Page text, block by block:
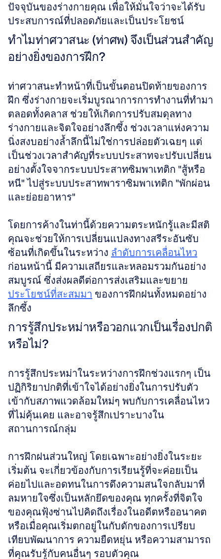
ปัจจุบันของร่างกายคุณ เพื่อให้มั่นใจว่าจะได้รับ
ประสบการณ์ที่ปลอดภัยและเป็นประโยชน์
ทำไมท่าศวาสนะ (ท่าศพ) จึงเป็นส่วนสำคัญ
อย่างยิ่งของการฝึก?
ท่าศวาสนะทำหน้าที่เป็นขั้นตอนปิดท้ายของการ
ฝึก ซึ่งร่างกายจะเริ่มบูรณาการการทำงานที่ทำมา
ตลอดทั้งคลาส ช่วยให้เกิดการปรับสมดุลทาง
ร่างกายและจิตใจอย่างลึกซึ้ง ช่วงเวลาแห่งความ
นิ่งสงบอย่างล้ำลึกนี้ไม่ใช่การปล่อยตัวเฉยๆ แต่
เป็นช่วงเวลาสำคัญที่ระบบประสาทจะปรับเปลี่ยน
อย่างตั้งใจจากระบบประสาทซิมพาเทติก "สู้หรือ
หนี" ไปสู่ระบบประสาทพาราซิมพาเทติก "พักผ่อน
และย่อยอาหาร"
โดยการค้างในท่านี้ด้วยความตระหนักรู้และมีสติ
คุณจะช่วยให้การเปลี่ยนแปลงทางสรีระอันซับ
ซ้อนที่เกิดขึ้นในระหว่าง ลำดับการเคลื่อนไหว
ก่อนหน้านี้ มีความเสถียรและหลอมรวมกันอย่าง
ประโยชน์ที่สะสมมา ของการฝึกฝนทั้งหมดอย่าง
ลึกซึ้ง
การรู้สึกประหม่าหรือวอกแวกเป็นเรื่องปกติ
หรือไม่?
การรู้สึกประหม่าในระหว่างการฝึกช่วงแรกๆ เป็น
ปฏิกิริยาปกติที่เข้าใจได้อย่างยิ่งในการปรับตัว
เข้ากับสภาพแวดล้อมใหม่ๆ พบกับการเคลื่อนไหว
ที่ไม่คุ้นเคย และอาจรู้สึกเปราะบางใน
สถานการณ์กลุ่ม
การฝึกฝนส่วนใหญ่ โดยเฉพาะอย่างยิ่งในระยะ
เริ่มต้น จะเกี่ยวข้องกับการเรียนรู้ที่จะค่อยเป็น
ค่อยไปและอดทนในการดึงความสนใจกลับมาที่
ลมหายใจซึ่งเป็นหลักยึดของคุณ ทุกครั้งที่จิตใจ
ของคุณฟุ้งซ่านไปคิดถึงเรื่องในอดีตหรืออนาคต
หรือเมื่อคุณเริ่มตกอยู่ในกับดักของการเปรียบ
เทียบพัฒนาการ ความยืดหยุ่น หรือความสามารถ
ที่คุณรับรู้กับคนอื่นๆ รอบตัวคุณ